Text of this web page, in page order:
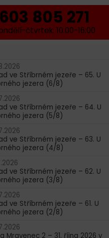
603 805 271
čtvrtek: 10:00-16:00
ve Stříbrném jezeře – 65. U
jezera (6/8)
ve Stříbrném jezeře – 64. U
jezera (5/8)
ve Stříbrném jezeře – 63. U
jezera (4/8)
ve Stříbrném jezeře – 62. U
jezera (3/8)
ve Stříbrném jezeře – 61. U
jezera (2/8)
Mravenec 2 – 31. října 2026 v